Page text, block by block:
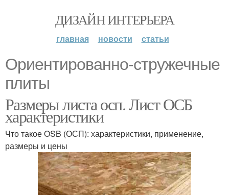
ДИЗАЙН ИНТЕРЬЕРА
главная новости статьи
Ориентированно-стружечные
плиты
Размеры листа осп. Лист ОСБ
характеристики
Что такое OSB (ОСП): характеристики, применение,
размеры и цены